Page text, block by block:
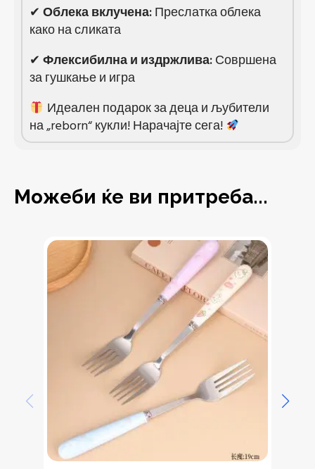
✔ Облека вклучена: Преслатка облека
како на сликата
✔ Флексибилна и издржлива: Совршена
за гушкање и игра
Идеален подарок за деца и љубители
на „reborn“ кукли! Нарачајте сега!
Можеби ќе ви притреба...